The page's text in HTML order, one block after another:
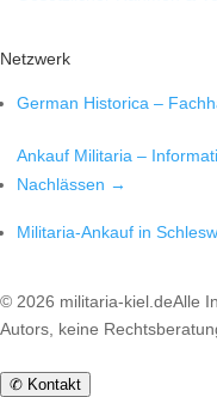
Netzwerk
German Historica –
Ankauf Militaria –
Nachlässen →
Militaria-Ankauf in
© 2026 militaria-kiel.deAlle
Autors, keine
✆ Kontakt